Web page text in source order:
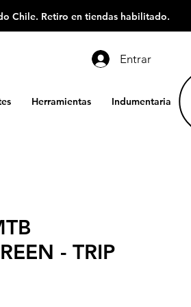
Chile. Retiro en tiendas habilitado.
Entrar
Herramientas Indumentaria
- TRIP